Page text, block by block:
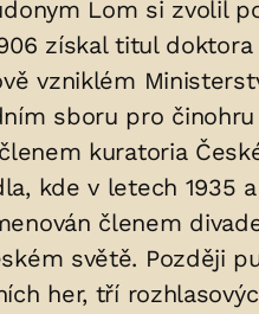
Lom si zvolil
získal titul
vzniklém
sboru pro
kuratoria
kde v letech 1935
členem
světě. Později
her, tří